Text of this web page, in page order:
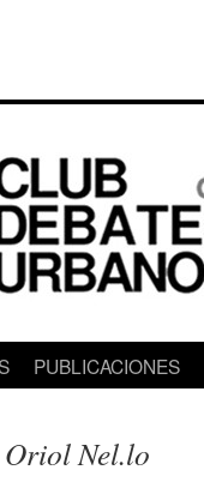
PUBLICACIONES
Oriol Nel.lo